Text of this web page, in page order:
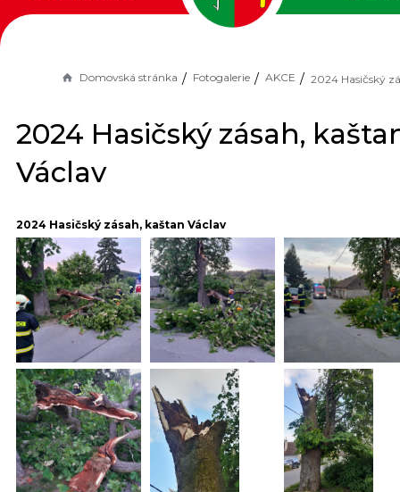
Domovská stránka Fotogalerie AKCE
2024 Hasičský zásah,
Václav
2024 Hasičský zásah, kaštan Václav